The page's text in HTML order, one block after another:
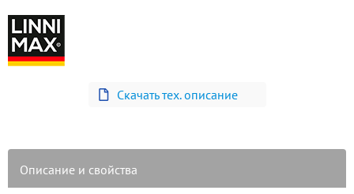
Скачать тех. описание
Описание и свойства